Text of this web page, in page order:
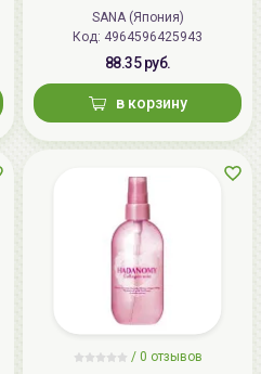
SANA (Япония)
Код: 4964596425943
88.35 руб.
в корзину
/ 0 отзывов